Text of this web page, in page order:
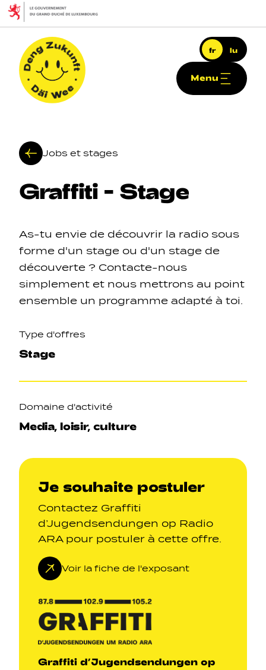
Aller au contenu principal
fr lu
Menu
Navigation principale
Navigation secondarie
Réseaux sociaux
Navigation pied de page
Jobs et stages
Graffiti - Stage
As-tu envie de découvrir la radio sous
forme d'un stage ou d'un stage de
découverte ? Contacte-nous
simplement et nous mettrons au point
ensemble un programme adapté à toi.
Type d'offres
Stage
Domaine d'activité
Media, loisir, culture
Je souhaite postuler
Contactez Graffiti
d’Jugendsendungen op Radio
ARA pour postuler à cette offre.
Voir la fiche de l'exposant
Graffiti d’Jugendsendungen op